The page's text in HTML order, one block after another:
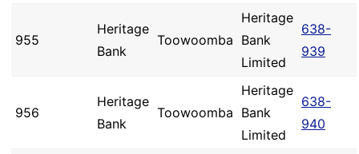
955
Heritage
Bank
Toowoomba
Heritage
Bank
Limited
638-
939
956
Heritage
Bank
Toowoomba
Heritage
Bank
Limited
638-
940